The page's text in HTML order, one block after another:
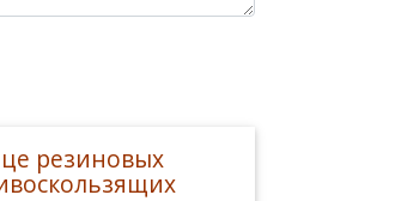
резиновых